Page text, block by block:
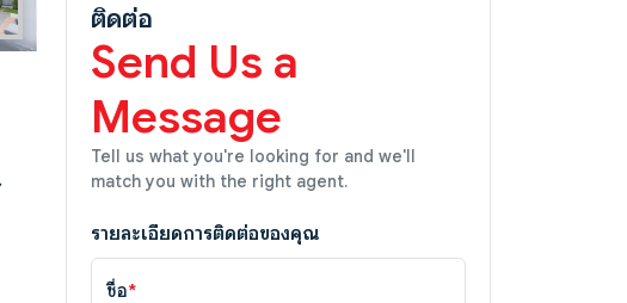
ติดต่อ
Send Us a
Message
Tell us what you're looking for and we'll
match you with the right agent.
รายละเอียดการติดต่อของคุณ
ชื่อ*